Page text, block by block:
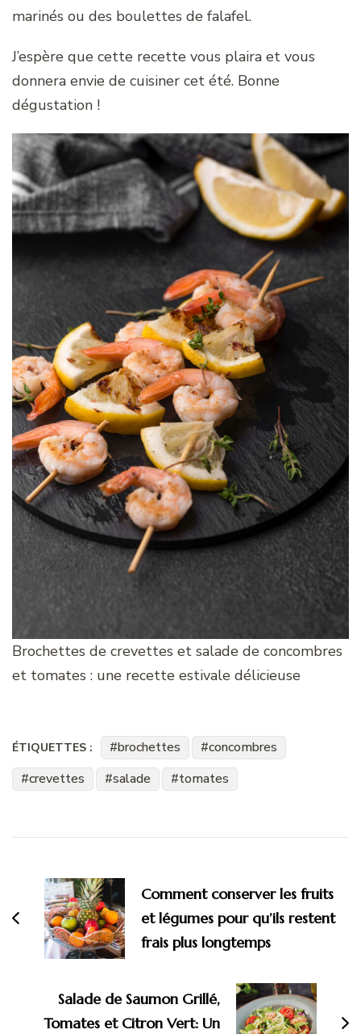
marinés ou des boulettes de falafel.
J’espère que cette recette vous plaira et vous
donnera envie de cuisiner cet été. Bonne
dégustation !
Brochettes de crevettes et salade de concombres
et tomates : une recette estivale délicieuse
ÉTIQUETTES : brochettes
concombres
crevettes
salade tomates
d'article
Comment conserver les fruits
et légumes pour qu’ils restent
frais plus longtemps
Salade de Saumon Grillé,
Tomates et Citron Vert: Un